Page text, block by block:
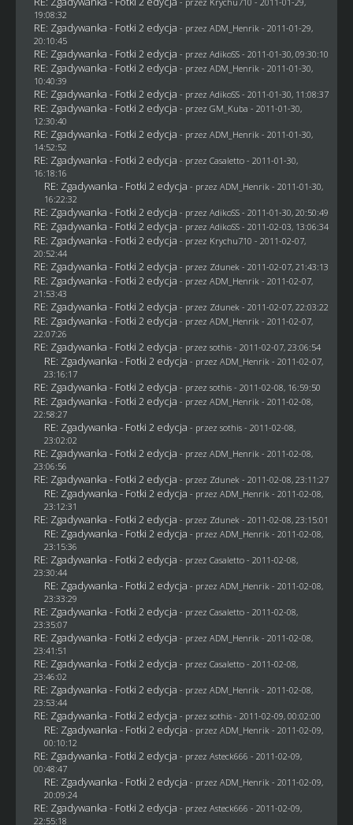
19:08:32
RE: Zgadywanka - Fotki 2 edycja - przez ADM_Henrik - 2011-01-29,
20:10:45
RE: Zgadywanka - Fotki 2 edycja - przez AdikoSS - 2011-01-30, 09:30:10
RE: Zgadywanka - Fotki 2 edycja - przez ADM_Henrik - 2011-01-30,
10:40:39
RE: Zgadywanka - Fotki 2 edycja - przez AdikoSS - 2011-01-30, 11:08:37
RE: Zgadywanka - Fotki 2 edycja - przez GM_Kuba - 2011-01-30,
12:30:40
RE: Zgadywanka - Fotki 2 edycja - przez ADM_Henrik - 2011-01-30,
14:52:52
RE: Zgadywanka - Fotki 2 edycja - przez Casaletto- 2011-01-30,
16:18:16
RE: Zgadywanka - Fotki 2 edycja - przez ADM_Henrik - 2011-01-30,
16:22:32
RE: Zgadywanka - Fotki 2 edycja - przez AdikoSS - 2011-01-30, 20:50:49
RE: Zgadywanka - Fotki 2 edycja - przez AdikoSS - 2011-02-03, 13:06:34
RE: Zgadywanka - Fotki 2 edycja - przez Krychu710 - 2011-02-07,
20:52:44
RE: Zgadywanka - Fotki 2 edycja - przez Zdunek - 2011-02-07, 21:43:13
RE: Zgadywanka - Fotki 2 edycja - przez ADM_Henrik - 2011-02-07,
21:53:43
RE: Zgadywanka - Fotki 2 edycja - przez Zdunek - 2011-02-07, 22:03:22
RE: Zgadywanka - Fotki 2 edycja - przez ADM_Henrik - 2011-02-07,
22:07:26
RE: Zgadywanka - Fotki 2 edycja - przez sothis- 2011-02-07, 23:06:54
RE: Zgadywanka - Fotki 2 edycja - przez ADM_Henrik - 2011-02-07,
23:16:17
RE: Zgadywanka - Fotki 2 edycja - przez sothis- 2011-02-08, 16:59:50
RE: Zgadywanka - Fotki 2 edycja - przez ADM_Henrik - 2011-02-08,
22:58:27
RE: Zgadywanka - Fotki 2 edycja - przez sothis- 2011-02-08,
23:02:02
RE: Zgadywanka - Fotki 2 edycja - przez ADM_Henrik - 2011-02-08,
23:06:56
RE: Zgadywanka - Fotki 2 edycja - przez Zdunek - 2011-02-08, 23:11:27
RE: Zgadywanka - Fotki 2 edycja - przez ADM_Henrik - 2011-02-08,
23:12:31
RE: Zgadywanka - Fotki 2 edycja - przez Zdunek - 2011-02-08, 23:15:01
RE: Zgadywanka - Fotki 2 edycja - przez ADM_Henrik - 2011-02-08,
23:15:36
RE: Zgadywanka - Fotki 2 edycja - przez Casaletto- 2011-02-08,
23:30:44
RE: Zgadywanka - Fotki 2 edycja - przez ADM_Henrik - 2011-02-08,
23:33:29
RE: Zgadywanka - Fotki 2 edycja - przez Casaletto- 2011-02-08,
23:35:07
RE: Zgadywanka - Fotki 2 edycja - przez ADM_Henrik - 2011-02-08,
23:41:51
RE: Zgadywanka - Fotki 2 edycja - przez Casaletto- 2011-02-08,
23:46:02
RE: Zgadywanka - Fotki 2 edycja - przez ADM_Henrik - 2011-02-08,
23:53:44
RE: Zgadywanka - Fotki 2 edycja - przez sothis- 2011-02-09, 00:02:00
RE: Zgadywanka - Fotki 2 edycja - przez ADM_Henrik - 2011-02-09,
00:10:12
RE: Zgadywanka - Fotki 2 edycja - przez Asteck666 - 2011-02-09,
00:48:47
RE: Zgadywanka - Fotki 2 edycja - przez ADM_Henrik - 2011-02-09,
20:09:24
RE: Zgadywanka - Fotki 2 edycja - przez Asteck666 - 2011-02-09,
22:55:18